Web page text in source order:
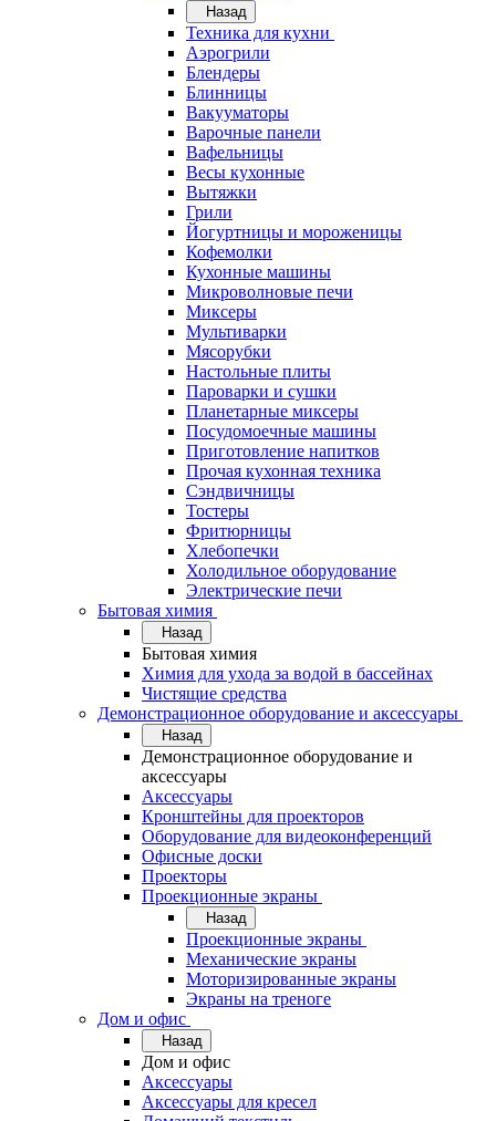
Назад
Техника для кухни
Аэрогрили
Блендеры
Блинницы
Вакууматоры
Варочные панели
Вафельницы
Весы кухонные
Вытяжки
Грили
Йогуртницы и мороженицы
Кофемолки
Кухонные машины
Микроволновые печи
Миксеры
Мультиварки
Мясорубки
Настольные плиты
Пароварки и сушки
Планетарные миксеры
Посудомоечные машины
Приготовление напитков
Прочая кухонная техника
Сэндвичницы
Тостеры
Фритюрницы
Хлебопечки
Холодильное оборудование
Электрические печи
Бытовая химия
Назад
Бытовая химия
Химия для ухода за водой в бассейнах
Чистящие средства
Демонстрационное оборудование и аксессуары
Назад
Демонстрационное оборудование и
аксессуары
Аксессуары
Кронштейны для проекторов
Оборудование для видеоконференций
Офисные доски
Проекторы
Проекционные экраны
Назад
Проекционные экраны
Механические экраны
Моторизированные экраны
Экраны на треноге
Дом и офис
Назад
Дом и офис
Аксессуары
Аксессуары для кресел